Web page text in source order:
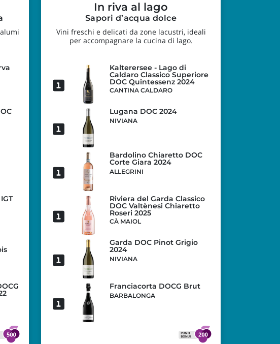
In riva al lago
Sapori d’acqua dolce
Vini freschi e delicati da zone lacustri, ideali
per accompagnare la cucina di lago.
Kalterersee - Lago di
Caldaro Classico Superiore
DOC Quintessenz 2024
CANTINA CALDARO
Lugana DOC 2024
NIVIANA
Bardolino Chiaretto DOC
Corte Giara 2024
ALLEGRINI
Riviera del Garda Classico
DOC Valtènesi Chiaretto
Roseri 2025
CÀ MAIOL
Garda DOC Pinot Grigio
2024
NIVIANA
Franciacorta DOCG Brut
BARBALONGA